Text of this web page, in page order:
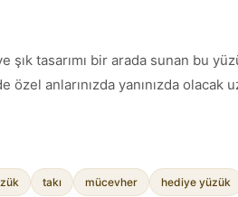
şık tasarımı bir arada sunan bu
özel anlarınızda yanınızda
takı mücevher hediye yüzük